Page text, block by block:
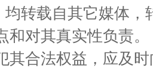
均转载自其它媒体
和对其真实性负责
其合法权益，应及